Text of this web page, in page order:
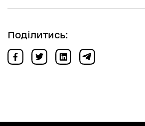
Поділитись: